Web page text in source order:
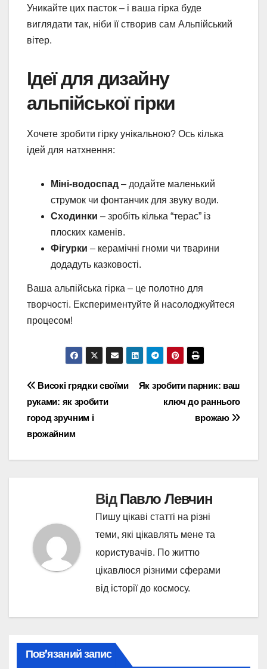
Уникайте цих пасток – і ваша гірка буде
виглядати так, ніби її створив сам Альпійський
вітер.
Ідеї для дизайну
альпійської гірки
Хочете зробити гірку унікальною? Ось кілька
ідей для натхнення:
Міні-водоспад – додайте маленький
струмок чи фонтанчик для звуку води.
Сходинки – зробіть кілька “терас” із
плоских каменів.
Фігурки – керамічні гноми чи тварини
додадуть казковості.
Ваша альпійська гірка – це полотно для
творчості. Експериментуйте й насолоджуйтеся
процесом!
Навігація
записів
Як зробити парник: ваш
ключ до раннього
врожаю
Високі грядки своїми
руками: як зробити
город зручним і
врожайним
ВідПавло Левчин
Пишу цікаві статті на різні
теми, які цікавлять мене та
користувачів. По життю
цікавлюся різними сферами
від історії до космосу.
Пов’язаний запис